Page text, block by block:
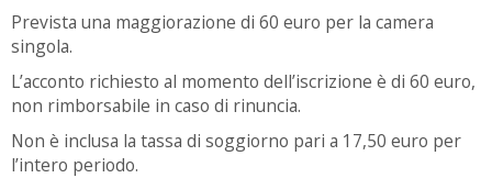
Prevista una maggiorazione di 60 euro per la camera
singola.
L’acconto richiesto al momento dell’iscrizione è di 60 euro,
non rimborsabile in caso di rinuncia.
Non è inclusa la tassa di soggiorno pari a 17,50 euro per
l’intero periodo.